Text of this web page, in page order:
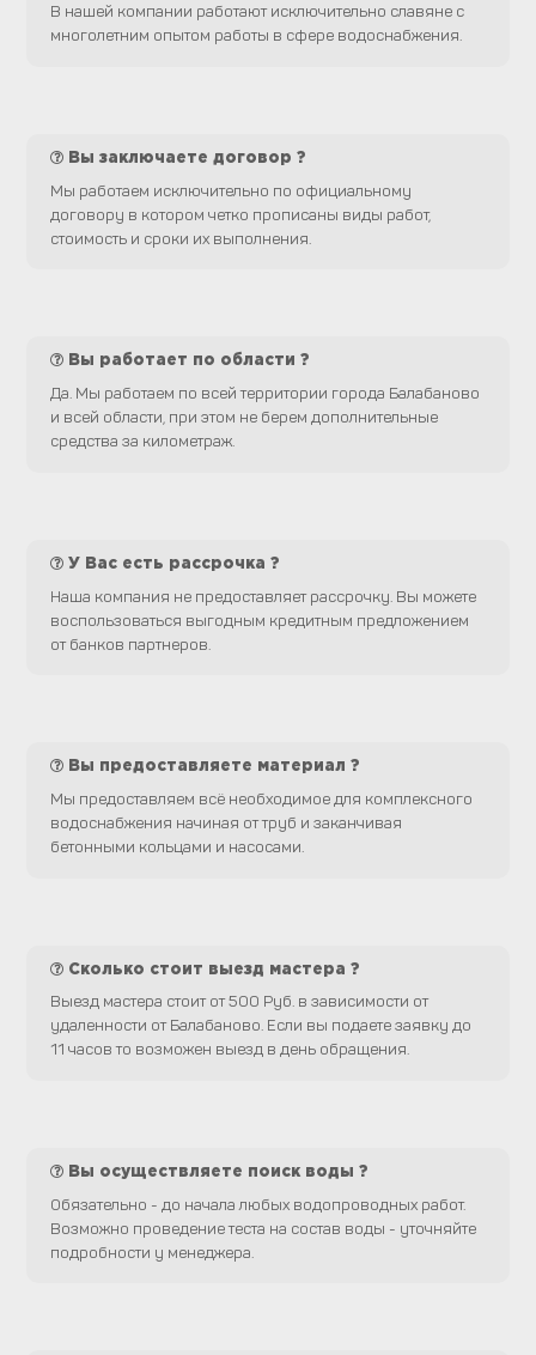
В нашей компании работают исключительно славяне с
многолетним опытом работы в сфере водоснабжения.
Вы заключаете договор ?
Мы работаем исключительно по официальному
договору в котором четко прописаны виды работ,
стоимость и сроки их выполнения.
Вы работает по области ?
Да. Мы работаем по всей территории города Балабаново
и всей области, при этом не берем дополнительные
средства за километраж.
У Вас есть рассрочка ?
Наша компания не предоставляет рассрочку. Вы можете
воспользоваться выгодным кредитным предложением
от банков партнеров.
Вы предоставляете материал ?
Мы предоставляем всё необходимое для комплексного
водоснабжения начиная от труб и заканчивая
бетонными кольцами и насосами.
Сколько стоит выезд мастера ?
Выезд мастера стоит от 500 Руб. в зависимости от
удаленности от Балабаново. Если вы подаете заявку до
11 часов то возможен выезд в день обращения.
Вы осуществляете поиск воды ?
Обязательно - до начала любых водопроводных работ.
Возможно проведение теста на состав воды - уточняйте
подробности у менеджера.